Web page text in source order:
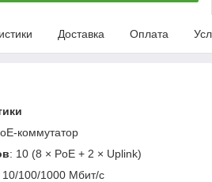
Доставка Оплата
коммутатор
: 10 (8 × PoE + 2 × Uplink)
10/100/1000 Мбит/с